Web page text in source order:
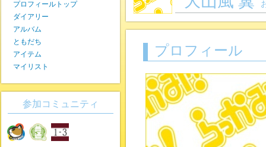
プロフィール
プロフィールトップ
ダイアリー
アルバム
ともだち
アイテム
マイリスト
参加コミュニティ